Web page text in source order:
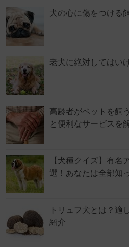
犬の心に傷をつける
老犬に絶対してはい
高齢者がペットを飼
と便利なサービスを
【犬種クイズ】有名
選！あなたは全部知
トリュフ犬とは？適
紹介